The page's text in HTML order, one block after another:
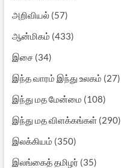
அறிவியல்(57)
ஆன்மிகம் (433)
இசை(34)
இந்த வாரம் இந்து உலகம் (27)
இந்து மத மேன்மை (108)
இந்து மத விளக்கங்கள்(290)
இலக்கியம் (350)
இலங்கைத் தமிழர் (35)